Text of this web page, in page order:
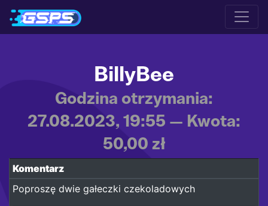
BillyBee
Godzina otrzymania:
27.08.2023, 19:55 — Kwota:
50,00 zł
Komentarz
Poproszę dwie gałeczki czekoladowych